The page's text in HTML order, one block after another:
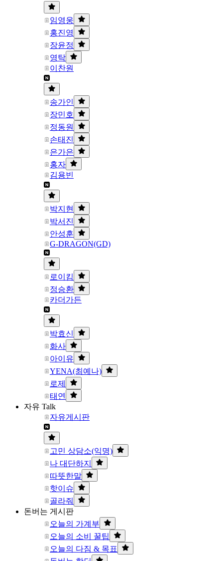
임영웅
홍진영
장윤정
영탁
이찬원
송가인
장민호
정동원
손태진
은가은
홍자
김용빈
박지현
박서진
안성훈
G-DRAGON(GD)
로이킴
정승환
카더가든
박효신
화사
아이유
YENA(최예나)
로제
태연
자유 Talk
자유게시판
고민 상담소(익명)
나 대단하지
따뜻한말
핫이슈
골라줘
돈버는 게시판
오늘의 가계부
오늘의 소비 꿀팁
오늘의 다짐 & 목표